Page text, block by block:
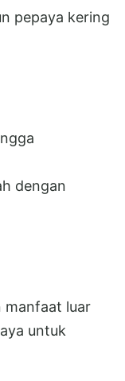
pepaya kering
dengan
manfaat luar
untuk